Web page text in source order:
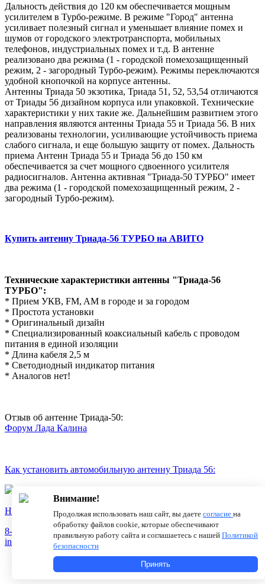
Дальность действия до 120 км обеспечивается мощным
усилителем в Турбо-режиме. В режиме "Город" антенна
усиливает полезный сигнал и уменьшает влияние помех и
шумов от городского электротранспорта, мобильных
телефонов, индустриальных помех и т.д. В антенне
реализовано два режима (1 - городской помехозащищенный
режим, 2 - загородный Турбо-режим). Режимы переключаются
удобной кнопочкой на корпусе антенны.
Антенны Триада 50 экзотика, Триада 51, 52, 53,54 отличаются
от Триады 56 дизайном корпуса или упаковкой. Tехнические
характеристики у них такие же. Дальнейшим развитием этого
направления являются антенны Триада 55 и Триада 56. В них
реализованы технологии, усиливающие устойчивость приема
слабого сигнала, и еще большую защиту от помех. Дальность
приема Антенн Триада 55 и Триада 56 до 150 км
обеспечивается за счет мощного сдвоенного усилителя
радиосигналов. Антенна активная "Триада-50 ТУРБО" имеет
два режима (1 - городской помехозащищенный режим, 2 -
загородный Турбо-режим).
Купить антенну Триада-56 ТУРБО на АВИТО
Технические характеристики антенны "Триада-56
ТУРБО":
* Прием УКВ, FM, AM в городе и за городом
* Простота установки
* Оригинальный дизайн
* Специализированный коаксиальный кабель с проводом
питания в единой изоляции
* Длина кабеля 2,5 м
* Светодиодный индикатор питания
* Аналогов нет!
Отзыв об антенне Триада-50:
Форум Лада Калина
Как установить автомобильную антенну Триада 56:
Новости О компанииСтатьи
8-800-775-18-46
info@antenna.ru
Внимание!
Продолжая использовать наш сайт, вы даете согласие на
обработку файлов cookie, которые обеспечивают
правильную работу сайта и соглашаетесь с нашей Политикой
безопасности
Принять